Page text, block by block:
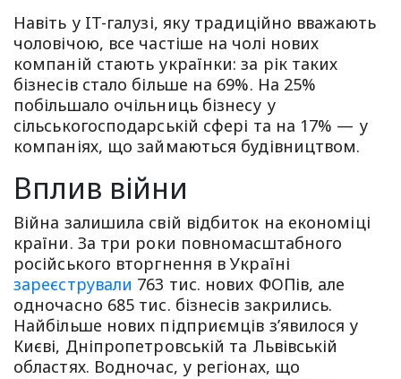
Навіть у IT-галузі, яку традиційно вважають
чоловічою, все частіше на чолі нових
компаній стають українки: за рік таких
бізнесів стало більше на 69%. На 25%
побільшало очільниць бізнесу у
сільськогосподарській сфері та на 17% — у
компаніях, що займаються будівництвом.
Вплив війни
Війна залишила свій відбиток на економіці
країни. За три роки повномасштабного
російського вторгнення в Україні
зареєстрували 763 тис. нових ФОПів, але
одночасно 685 тис. бізнесів закрились.
Найбільше нових підприємців з’явилося у
Києві, Дніпропетровській та Львівській
областях. Водночас, у регіонах, що